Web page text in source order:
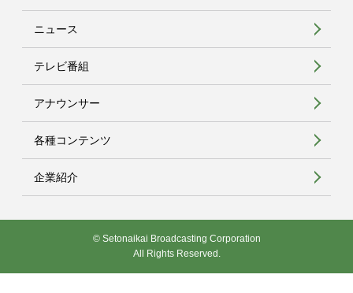
ニュース
テレビ番組
アナウンサー
各種コンテンツ
企業紹介
© Setonaikai Broadcasting Corporation
All Rights Reserved.